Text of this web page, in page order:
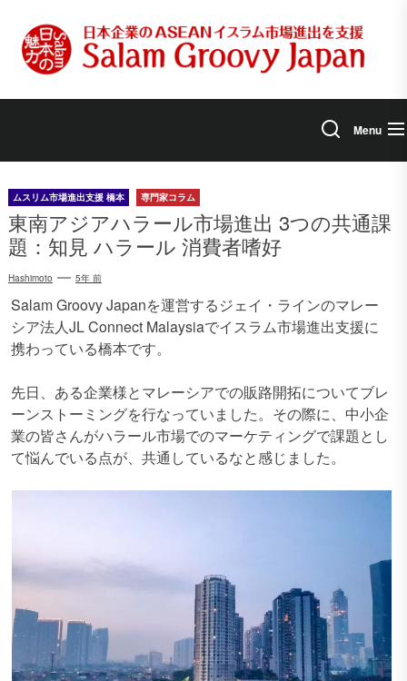
content
Menu
ムスリム市場進出支援 橋本 専門家コラム
東南アジアハラール市場進出 3つの共通課
題：知見 ハラール 消費者嗜好
Hashimoto 5年 前
Salam Groovy Japanを運営するジェイ・ラインのマレー
シア法人JL Connect Malaysiaでイスラム市場進出支援に
携わっている橋本です。
先日、ある企業様とマレーシアでの販路開拓についてブレ
ーンストーミングを行なっていました。その際に、中小企
業の皆さんがハラール市場でのマーケティングで課題とし
て悩んでいる点が、共通しているなと感じました。